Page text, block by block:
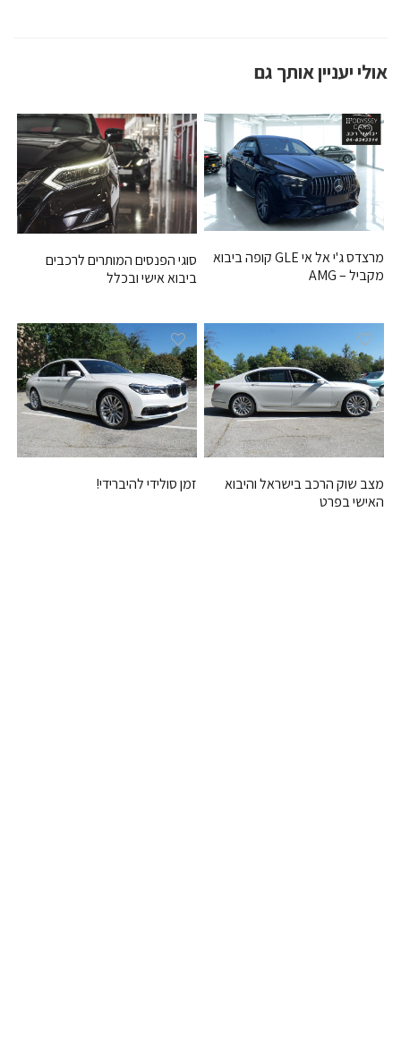
אולי יעניין אותך גם
מרצדס ג'י אל אי GLE קופה ביבוא
מקביל – AMG
סוגי הפנסים המותרים לרכבים
ביבוא אישי ובכלל
מצב שוק הרכב בישראל והיבוא
האישי בפרט
זמן סולידי להיברידי!